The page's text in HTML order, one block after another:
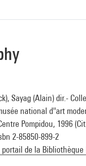
Sayag (Alain) dir.-
national d''art
Pompidou, 1996
2-85850-899-2
de la Bibliothèque